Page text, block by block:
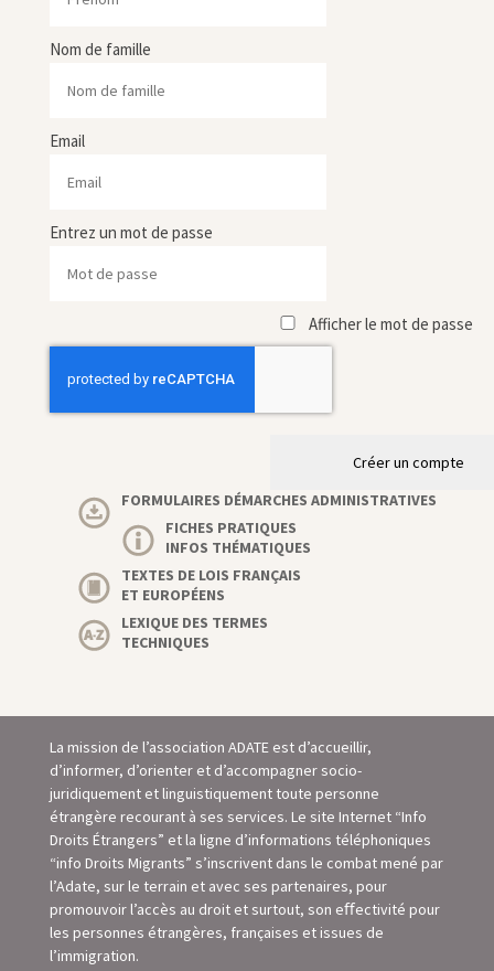
Nom de famille
Email
Entrez un mot de passe
Afficher le mot de passe
Créer un compte
FORMULAIRES DÉMARCHES ADMINISTRATIVES
FICHES PRATIQUES
INFOS THÉMATIQUES
TEXTES DE LOIS FRANÇAIS
ET EUROPÉENS
LEXIQUE DES TERMES
TECHNIQUES
La mission de l’association ADATE est d’accueillir,
d’informer, d’orienter et d’accompagner socio-
juridiquement et linguistiquement toute personne
étrangère recourant à ses services. Le site Internet “Info
Droits Étrangers” et la ligne d’informations téléphoniques
“info Droits Migrants” s’inscrivent dans le combat mené par
l’Adate, sur le terrain et avec ses partenaires, pour
promouvoir l’accès au droit et surtout, son eﬀectivité pour
les personnes étrangères, françaises et issues de
l’immigration.